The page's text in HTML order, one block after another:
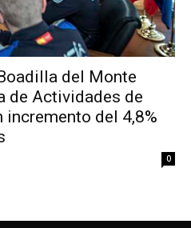
del Monte
de Actividades de
incremento del 4,8%
0